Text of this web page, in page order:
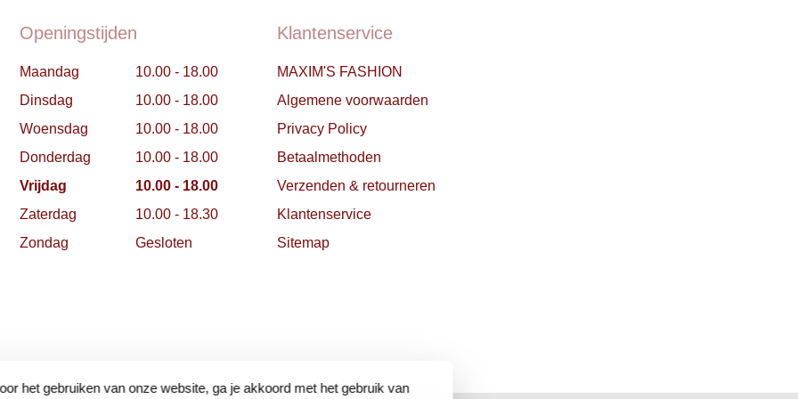
het gebruiken van onze website, ga je akkoord met het gebruik van
Openingstijden
Maandag
10.00 - 18.00
Dinsdag
10.00 - 18.00
Woensdag
10.00 - 18.00
Donderdag
10.00 - 18.00
Vrijdag
10.00 - 18.00
Zaterdag
10.00 - 18.30
Zondag
Gesloten
Klantenservice
MAXIM'S FASHION
Algemene voorwaarden
Privacy Policy
Betaalmethoden
Verzenden & retourneren
Klantenservice
Sitemap